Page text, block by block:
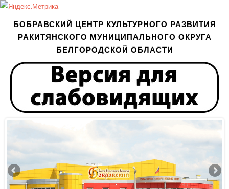
БОБРАВСКИЙ ЦЕНТР КУЛЬТУРНОГО РАЗВИТИЯ
РАКИТЯНСКОГО МУНИЦИПАЛЬНОГО ОКРУГА
БЕЛГОРОДСКОЙ ОБЛАСТИ